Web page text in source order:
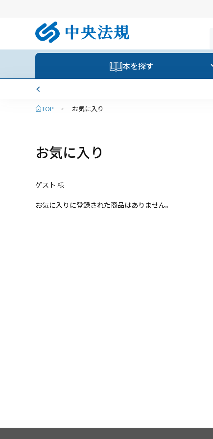
本を探す
TOP > お気に入り
お気に入り
ゲスト 様
お気に入りに登録された商品はありません。